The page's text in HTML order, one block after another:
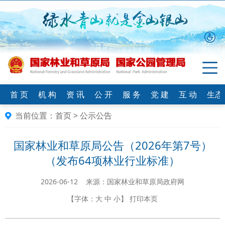
首 页 机 构 资 讯 公 开 服 务 党 建 互 动
生
当前位置： 首页>公示公告
国家林业和草原局公告（2026年第7号）
（发布64项林业行业标准）
2026-06-12 来源：国家林业和草原局政府网
【字体： 大 中 小】 打印本页